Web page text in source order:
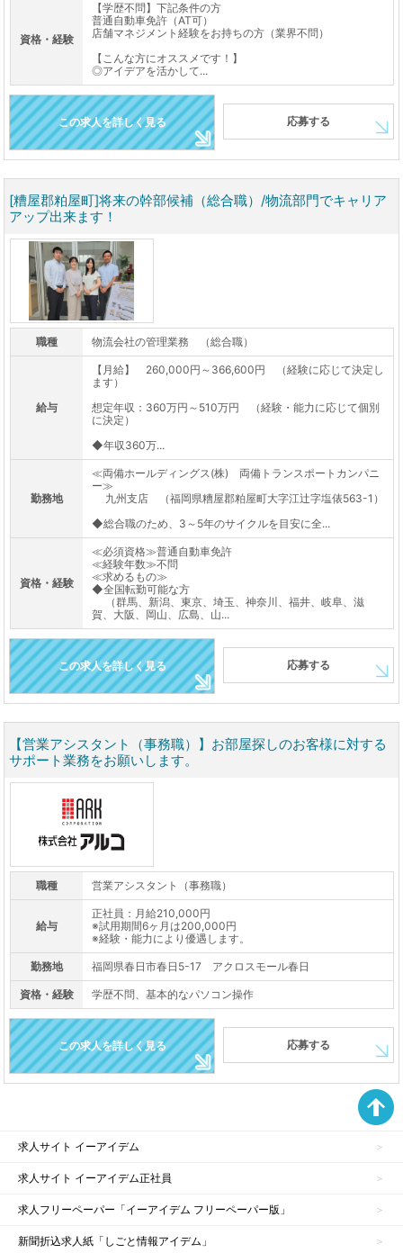
資格・経験
【学歴不問】下記条件の方
普通自動車免許（AT可）
店舗マネジメント経験をお持ちの方（業界不問）
【こんな方にオススメです！】
◎アイデアを活かして...
この求人を詳しく見る 応募する
[糟屋郡粕屋町]将来の幹部候補（総合職）/物流部門でキャリア
アップ出来ます！
職種 物流会社の管理業務 （総合職）
給与
【月給】 260,000円～366,600円 （経験に応じて決定し
ます）
想定年収：360万円～510万円 （経験・能力に応じて個別
に決定）
◆年収360万...
勤務地
≪両備ホールディングス(株) 両備トランスポートカンパニ
ー≫
九州支店 （福岡県糟屋郡粕屋町大字江辻字塩俵563-1）
◆総合職のため、3～5年のサイクルを目安に全...
資格・経験
≪必須資格≫普通自動車免許
≪経験年数≫不問
≪求めるもの≫
◆全国転勤可能な方
（群馬、新潟、東京、埼玉、神奈川、福井、岐阜、滋
賀、大阪、岡山、広島、山...
この求人を詳しく見る 応募する
【営業アシスタント（事務職）】お部屋探しのお客様に対する
サポート業務をお願いします。
職種 営業アシスタント（事務職）
給与
正社員：月給210,000円
※試用期間6ヶ月は200,000円
※経験・能力により優遇します。
勤務地 福岡県春日市春日5-17 アクロスモール春日
資格・経験 学歴不問、基本的なパソコン操作
この求人を詳しく見る 応募する
求人サイト イーアイデム
求人サイト イーアイデム正社員
求人フリーペーパー「イーアイデム フリーペーパー版」
新聞折込求人紙「しごと情報アイデム」